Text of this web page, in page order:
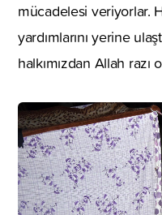
mücadelesi veriyorlar.
yardımlarını yerine
halkımızdan Allah razı